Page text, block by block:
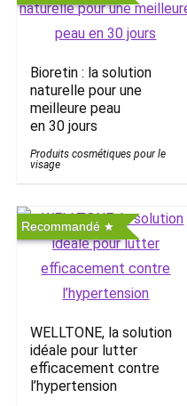
Bioretin : la solution
naturelle pour une
meilleure peau
en 30 jours
Produits cosmétiques pour le
visage
Recommandé
WELLTONE, la solution
idéale pour lutter
efficacement contre
l’hypertension